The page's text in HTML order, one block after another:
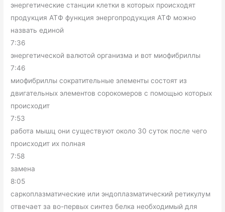
энергетические станции клетки в которых происходят
продукция АТФ функция энергопродукция АТФ можно
назвать единой
7:36
энергетической валютой организма и вот миофибриллы
7:46
миофибриллы сократительные элементы состоят из
двигательных элементов сорокомеров с помощью которых
происходит
7:53
работа мышц они существуют около 30 суток после чего
происходит их полная
7:58
замена
8:05
саркоплазматические или эндоплазматический ретикулум
отвечает за во-первых синтез белка необходимый для